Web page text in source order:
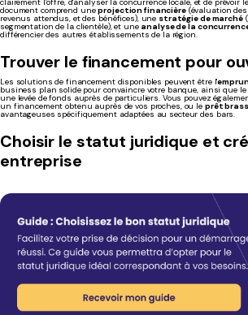
document comprend uneprojection financière(évaluation
revenus attendus, et des bénéfices), une stratégie de marché
segmentation de la clientèle), et une analyse de la
différencier des autres établissements de la région.
Trouver le financement pour
Les solutions de financement disponibles peuvent être l'
business plan solide pour convaincre votre banque, ainsi que le
une levée de fonds auprès de particuliers. Vous pouvez
un financement obtenu auprès de vos proches, ou le prêt
avantageuses spécifiquement adaptées au secteur des bars.
Choisir le statut juridique et
entreprise